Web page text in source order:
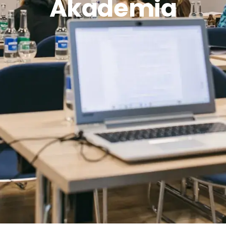
Akademia